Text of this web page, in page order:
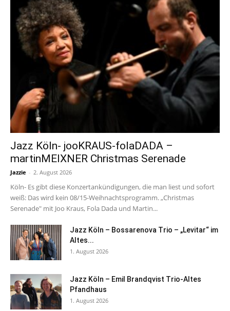
Jazz Köln- jooKRAUS-folaDADA –
martinMEIXNER Christmas Serenade
Jazzie - 2. August 2026
Köln- Es gibt diese Konzertankündigungen, die man liest und sofort
weiß: Das wird kein 08/15-Weihnachtsprogramm. „Christmas
Serenade" mit Joo Kraus, Fola Dada und Martin...
Jazz Köln – Bossarenova Trio – „Levitar“ im
Altes...
1. August 2026
Jazz Köln – Emil Brandqvist Trio-Altes
Pfandhaus
1. August 2026